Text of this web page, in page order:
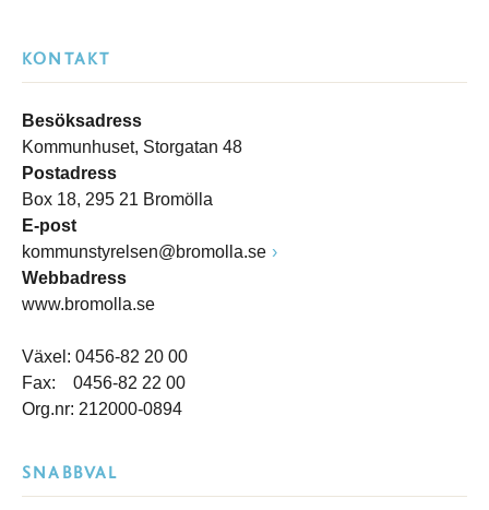
KONTAKT
Besöksadress
Kommunhuset, Storgatan 48
Postadress
Box 18, 295 21 Bromölla
E-post
kommunstyrelsen@bromolla.se
Webbadress
www.bromolla.se
Växel: 0456-82 20 00
Fax: 0456-82 22 00
Org.nr: 212000-0894
SNABBVAL